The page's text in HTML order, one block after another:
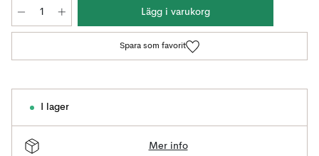
Lägg i varukorg
Spara som favorit
I lager
Mer info